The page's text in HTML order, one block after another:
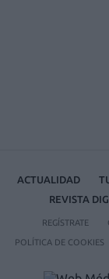
ACTUALIDAD
REVISTA
REGÍSTRATE
POLÍTICA DE COOKIES